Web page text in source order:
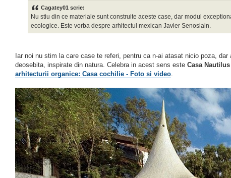
Cagatey01 scrie:
Nu stiu din ce materiale sunt construite aceste case, dar modul
ecologice. Este vorba despre arhitectul mexican Javier Senosiain.
Iar noi nu stim la care case te referi, pentru ca n-ai atasat nicio poza,
deosebita, inspirate din natura. Celebra in acest sens este Casa Nautilus
arhitecturii organice: Casa cochilie - Foto si video.